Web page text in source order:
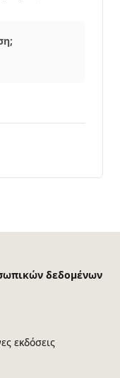
δεδομένων
εκδόσεις